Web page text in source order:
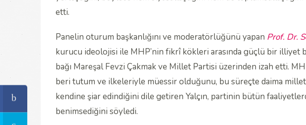
etti.
Panelin oturum başkanlığını ve moderatörlüğünü yapan Prof. Dr.
kurucu ideolojisi ile MHP’nin fikrî kökleri arasında güçlü bir
bağı Mareşal Fevzi Çakmak ve Millet Partisi üzerinden izah etti.
beri tutum ve ilkeleriyle müessir olduğunu, bu süreçte daima millet
kendine şiar edindiğini dile getiren Yalçın, partinin bütün
benimsediğini söyledi.